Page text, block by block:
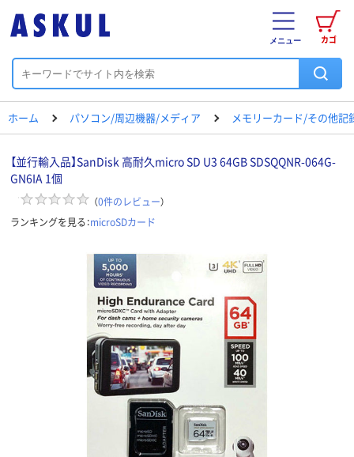
カゴ
メニュー
ホーム パソコン/周辺機器/メディア メモリーカード/その他記
【並行輸入品】SanDisk 高耐久micro SD U3 64GB SDSQQNR-064G-
GN6IA 1個
（0件のレビュー）
ランキングを見る：microSDカード